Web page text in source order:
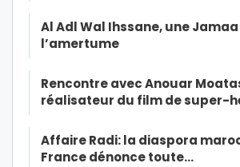
Al Adl Wal Ihssane, une
l’amertume
Rencontre avec Anouar
réalisateur du film de super-
Affaire Radi: la diaspora
France dénonce toute…